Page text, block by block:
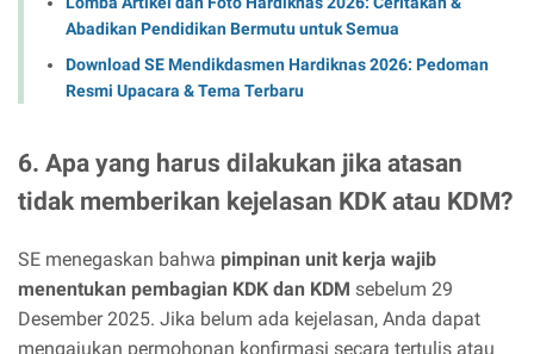
Abadikan Pendidikan Bermutu untuk Semua
Download SE Mendikdasmen Hardiknas 2026: Pedoman
Resmi Upacara & Tema Terbaru
6. Apa yang harus dilakukan jika atasan
tidak memberikan kejelasan KDK atau KDM?
SE menegaskan bahwa pimpinan unit kerja wajib
menentukan pembagian KDK dan KDM sebelum 29
Desember 2025. Jika belum ada kejelasan, Anda dapat
mengajukan permohonan konfirmasi secara tertulis atau